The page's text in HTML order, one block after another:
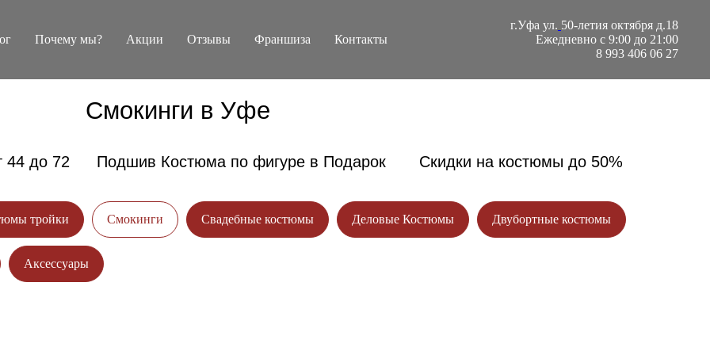
Почему мы? Акции Отзывы Франшиза Контакты
г.Уфа ул. 50-летия октября д.18
Ежедневно с 9:00 до 21:00
8 993 406 06 27
Смокинги в Уфе
44 до 72 Подшив Костюма по фигуре в Подарок Скидки на костюмы до 50%
тройки Смокинги Свадебные костюмы Деловые Костюмы Двубортные костюмы
АксессуарыНА ПРИМЕРКУ